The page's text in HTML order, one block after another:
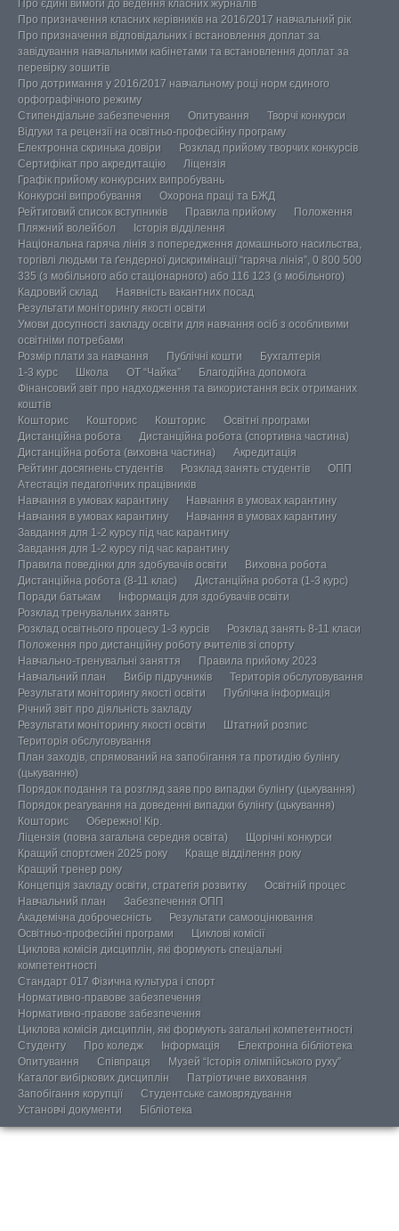
Про єдині вимоги до ведення класних журналів
Про призначення класних керівників на 2016/2017 навчальний рік
Про призначення відповідальних і встановлення доплат за
завідування навчальними кабінетами та встановлення доплат за
перевірку зошитів
Про дотримання у 2016/2017 навчальному році норм єдиного
орфографічного режиму
Стипендіальне забезпечення
Опитування
Творчі конкурси
Відгуки та рецензії на освітньо-професійну програму
Електронна скринька довіри
Розклад прийому творчих конкурсів
Сертифікат про акредитацію
Ліцензія
Графік прийому конкурсних випробувань
Конкурсні випробування
Охорона праці та БЖД
Рейтиговий список вступників
Правила прийому
Положення
Пляжний волейбол
Історія відділення
Національна гаряча лінія з попередження домашнього насильства,
торгівлі людьми та ґендерної дискримінації “гаряча лінія”, 0 800 500
335 (з мобільного або стаціонарного) або 116 123 (з мобільного)
Кадровий склад
Наявність вакантних посад
Результати моніторингу якості освіти
Умови досупності закладу освіти для навчання осіб з особливими
освітніми потребами
Розмір плати за навчання
Публічні кошти
Бухгалтерія
1-3 курс
Школа ОТ “Чайка”
Благодійна допомога
Фінансовий звіт про надходження та використання всіх отриманих
коштів
Кошторис
Кошторис Кошторис
Освітні програми
Дистанційна робота
Дистанційна робота (спортивна частина)
Дистанційна робота (виховна частина)
Акредитація
Рейтинг досягнень студентів
Розклад занять студентів
ОПП
Атестація педагогічних працівників
Навчання в умовах карантину
Навчання в умовах карантину
Навчання в умовах карантину
Навчання в умовах карантину
Завдання для 1-2 курсу під час карантину
Завдання для 1-2 курсу під час карантину
Правила поведінки для здобувачів освіти
Виховна робота
Дистанційна робота (8-11 клас)
Дистанційна робота (1-3 курс)
Поради батькам
Інформація для здобувачів освіти
Розклад тренувальних занять
Розклад освітнього процесу 1-3 курсів
Розклад занять 8-11 класи
Положення про дистанційну роботу вчителів зі спорту
Навчально-тренувальні заняття
Правила прийому 2023
Навчальний план
Вибір підручників
Територія обслуговування
Результати моніторингу якості освіти
Публічна інформація
Річний звіт про діяльність закладу
Результати моніторингу якості освіти
Штатний розпис
Територія обслуговування
План заходів, спрямований на запобігання та протидію булінгу
(цькуванню)
Порядок подання та розгляд заяв про випадки булінгу (цькування)
Порядок реагування на доведенні випадки булінгу (цькування)
Кошторис
Обережно! Кір.
Ліцензія (повна загальна середня освіта)
Щорічні конкурси
Кращий спортсмен 2025 року
Краще відділення року
Кращий тренер року
Концепція закладу освіти, стратегія розвитку
Освітній процес
Навчальний план
Забезпечення ОПП
Академічна доброчесність
Результати самооцінювання
Освітньо-професійні програми
Циклові комісії
Циклова комісія дисциплін, які формують спеціальні
компетентності
Стандарт 017 Фізична культура і спорт
Нормативно-правове забезпечення
Нормативно-правове забезпечення
Циклова комісія дисциплін, які формують загальні компетентності
Студенту
Про коледж Інформація
Електронна бібліотека
Опитування
Співпраця
Музей “Історія олімпійського руху”
Каталог вибіркових дисциплін
Патріотичне виховання
Запобігання корупції
Студентське самоврядування
Установчі документи
Бібліотека